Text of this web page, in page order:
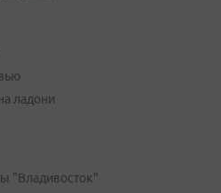
ладони
"Владивосток"